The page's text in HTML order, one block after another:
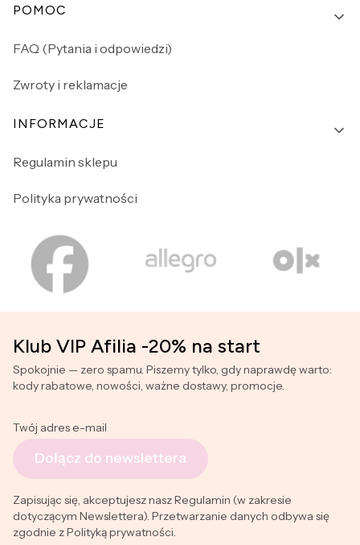
POMOC
FAQ (Pytania i odpowiedzi)
Zwroty i reklamacje
INFORMACJE
Regulamin sklepu
Polityka prywatności
Klub VIP Afilia -20% na start
Spokojnie — zero spamu. Piszemy tylko, gdy naprawdę warto:
kody rabatowe, nowości, ważne dostawy, promocje.
Twój adres e-mail
Dołącz do newslettera
Zapisując się, akceptujesz nasz Regulamin (w zakresie
dotyczącym Newslettera). Przetwarzanie danych odbywa się
zgodnie z Polityką prywatności.